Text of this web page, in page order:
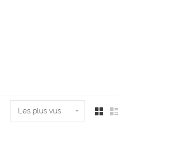
Les plus vus